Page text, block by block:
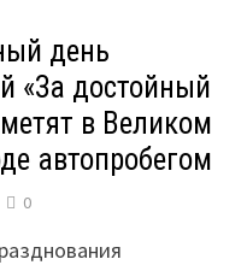
день
«За достойный
в Великом
автопробегом
0